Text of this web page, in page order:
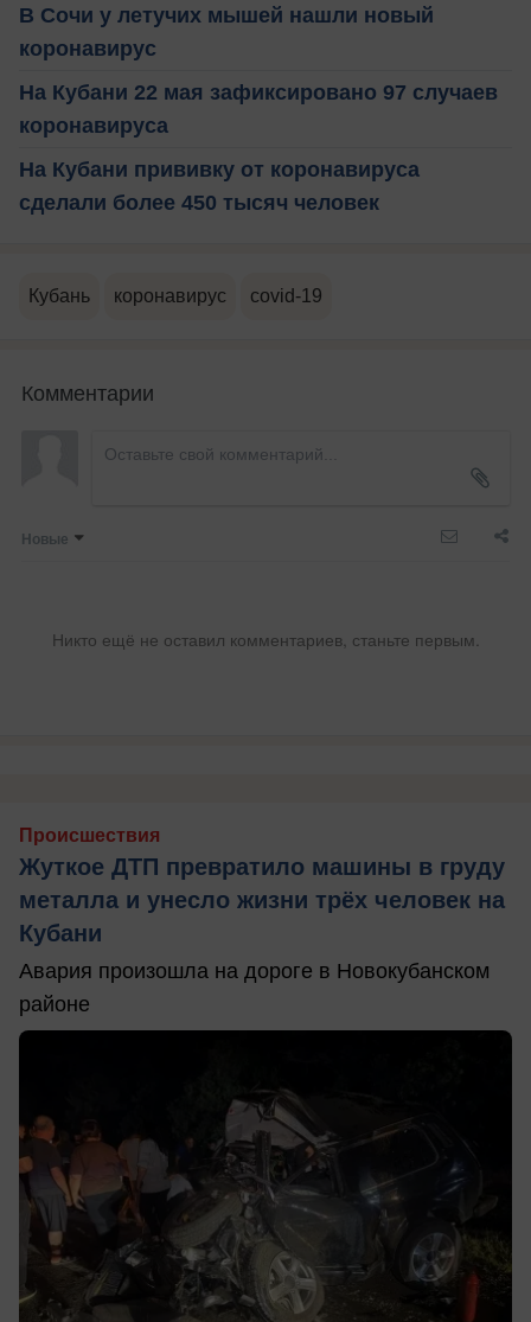
В Сочи у летучих мышей нашли новый
коронавирус
На Кубани 22 мая зафиксировано 97 случаев
коронавируса
На Кубани прививку от коронавируса
сделали более 450 тысяч человек
Кубань коронавирус covid-19
Комментарии
Новые
Никто ещё не оставил комментариев, станьте первым.
Происшествия
Жуткое ДТП превратило машины в груду
металла и унесло жизни трёх человек на
Кубани
Авария произошла на дороге в Новокубанском
районе